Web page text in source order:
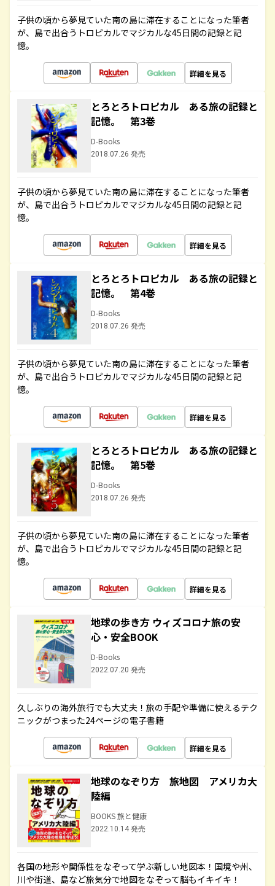
子供の頃から夢見ていた南の島に滞在することになった筆者
が、島で出合うトロピカルでマジカルな45日間の記録と記
憶。
詳細を見る
とろとろトロピカル ある旅の記録と
記憶。 第3巻
D-Books
2018.07.26 発売
子供の頃から夢見ていた南の島に滞在することになった筆者
が、島で出合うトロピカルでマジカルな45日間の記録と記
憶。
詳細を見る
とろとろトロピカル ある旅の記録と
記憶。 第4巻
D-Books
2018.07.26 発売
子供の頃から夢見ていた南の島に滞在することになった筆者
が、島で出合うトロピカルでマジカルな45日間の記録と記
憶。
詳細を見る
とろとろトロピカル ある旅の記録と
記憶。 第5巻
D-Books
2018.07.26 発売
子供の頃から夢見ていた南の島に滞在することになった筆者
が、島で出合うトロピカルでマジカルな45日間の記録と記
憶。
詳細を見る
地球の歩き方 ウィズコロナ旅の安
心・安全BOOK
D-Books
2022.07.20 発売
久しぶりの海外旅行でも大丈夫！旅の手配や準備に使えるテク
ニックがつまった24ページの電子書籍
詳細を見る
地球のなぞり方 旅地図 アメリカ大
陸編
BOOKS 旅と健康
2022.10.14 発売
各国の地形や関係性をなぞって学ぶ新しい地図本！国境や州、
川や街道、島など旅気分で地図をなぞって脳もイキイキ！